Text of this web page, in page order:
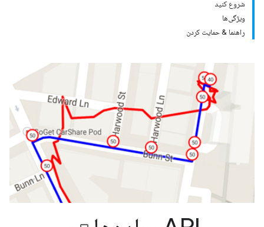
شروع کنید
ویژگی‌ها
راهنما & حمایت کردن